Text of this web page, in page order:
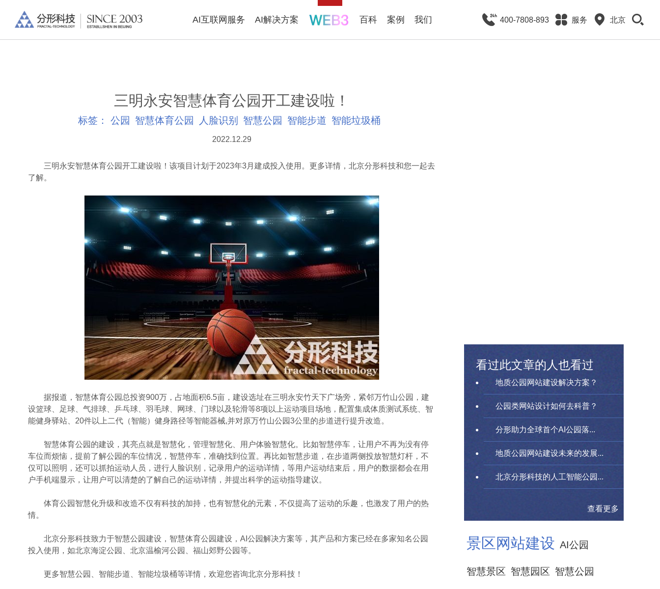
AI互联网服务 AI解决方案 百科 案例 我们 400-7808-893 服务 北京
三明永安智慧体育公园开工建设啦！
标签： 公园 智慧体育公园 人脸识别 智慧公园 智能步道 智能垃圾桶
2022.12.29
三明永安智慧体育公园开工建设啦！该项目计划于2023年3月建成投入使用。更多详情，北京分形科技和您一起去
了解。
据报道，智慧体育公园总投资900万，占地面积6.5亩，建设选址在三明永安竹天下广场旁，紧邻万竹山公园，建
设篮球、足球、气排球、乒乓球、羽毛球、网球、门球以及轮滑等8项以上运动项目场地，配置集成体质测试系统、智
能健身驿站、20件以上二代（智能）健身路径等智能器械,并对原万竹山公园3公里的步道进行提升改造。
智慧体育公园的建设，其亮点就是智慧化，管理智慧化、用户体验智慧化。比如智慧停车，让用户不再为没有停
车位而烦恼，提前了解公园的车位情况，智慧停车，准确找到位置。再比如智慧步道，在步道两侧投放智慧灯杆，不
仅可以照明，还可以抓拍运动人员，进行人脸识别，记录用户的运动详情，等用户运动结束后，用户的数据都会在用
户手机端显示，让用户可以清楚的了解自己的运动详情，并提出科学的运动指导建议。
体育公园智慧化升级和改造不仅有科技的加持，也有智慧化的元素，不仅提高了运动的乐趣，也激发了用户的热
情。
北京分形科技致力于智慧公园建设，智慧体育公园建设，AI公园解决方案等，其产品和方案已经在多家知名公园
投入使用，如北京海淀公园、北京温榆河公园、福山郊野公园等。
更多智慧公园、智能步道、智能垃圾桶等详情，欢迎您咨询北京分形科技！
看过此文章的人也看过
地质公园网站建设解决方案？
公园类网站设计如何去科普？
分形助力全球首个AI公园落...
地质公园网站建设未来的发展...
北京分形科技的人工智能公园...
查看更多
景区网站建设 AI公园
智慧景区 智慧园区 智慧公园